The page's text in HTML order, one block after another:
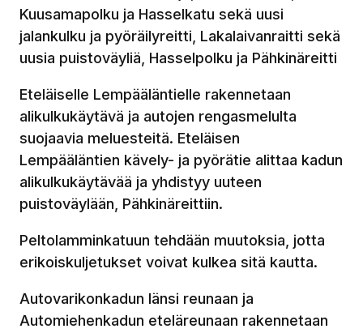
Kuusamapolku ja Hasselkatu sekä uusi
jalankulku ja pyöräilyreitti, Lakalaivanraitti sekä
uusia puistoväyliä, Hasselpolku ja Pähkinäreitti
Eteläiselle Lempääläntielle rakennetaan
alikulkukäytävä ja autojen rengasmelulta
suojaavia meluesteitä. Eteläisen
Lempääläntien kävely- ja pyörätie alittaa kadun
alikulkukäytävää ja yhdistyy uuteen
puistoväylään, Pähkinäreittiin.
Peltolamminkatuun tehdään muutoksia, jotta
erikoiskuljetukset voivat kulkea sitä kautta.
Autovarikonkadun länsi reunaan ja
Automiehenkadun eteläreunaan rakennetaan